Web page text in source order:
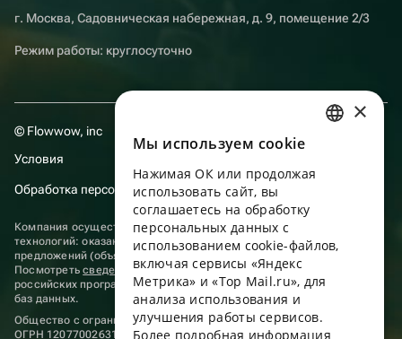
г. Москва, Садовническая набережная, д. 9, помещение 2/3
Режим работы: круглосуточно
© Flowwow, inc
Условия
Обработка персональных данных
Компания осуществляет деятельность в области информационных
технологий: оказание услуг в сети “Интернет” по размещению
предложений (объявлений) продавцов о реализации товаров.
Посмотретьсведения о программах, включенных в реестр
российских программ для электронных вычислительных машин и
баз данных.
Общество с ограниченной ответственностью «ФЛАУВАУ»
ОГРН 1207700263198, ИНН 9702020445
ENGLISH
UKRAINIAN
PORTUGUESE
×
Мы используем сookie
Нажимая ОК или продолжая
использовать сайт, вы
соглашаетесь на обработку
персональных данных с
использованием cookie-файлов,
включая сервисы «Яндекс
Метрика» и «Top Mail.ru», для
анализа использования и
улучшения работы сервисов.
Более подробная информация